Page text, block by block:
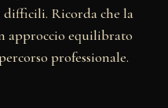
Ricorda che la
approccio equilibrato
professionale.